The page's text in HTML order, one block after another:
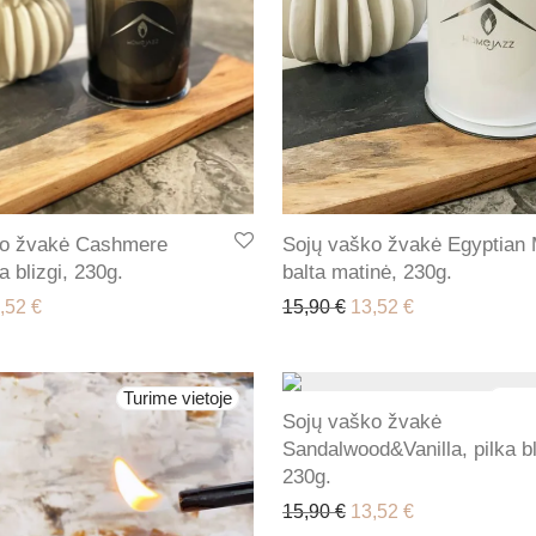
žvakė Cashmere
blizgi, 230g.
price was: 15,90 €.
€Current price is: 13,52 €.
Sojų vaško žvakė Egyptian
balta matinė, 230g.
15,90€ Original price was:
13,52 €Current price
Turime vietoje
-15 %
Sojų vaško žvakė
Sandalwood&Vanilla, pilka
230g.
15,90€ Original price was:
13,52 €Current price